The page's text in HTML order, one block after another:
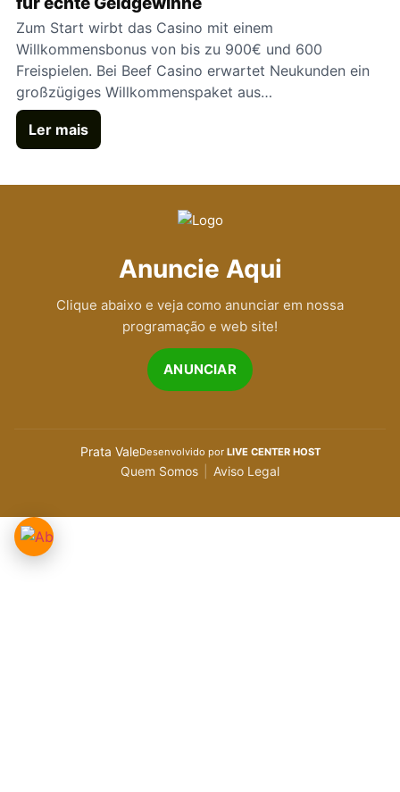
Zum Start wirbt das Casino mit einem
Willkommensbonus von bis zu 900€ und 600
Freispielen. Bei Beef Casino erwartet Neukunden ein
großzügiges Willkommenspaket aus…
Ler mais
Anuncie Aqui
Clique abaixo e veja como anunciar em nossa
programação e web site!
ANUNCIAR
Prata ValeDesenvolvido por LIVE CENTER HOST
Quem Somos Aviso Legal